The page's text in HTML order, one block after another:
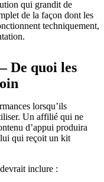
qui grandit de
de la façon dont les
techniquement,
De quoi les
lorsqu’ils
Un affilié qui ne
d’appui produira
qui reçoit un kit
inclure :